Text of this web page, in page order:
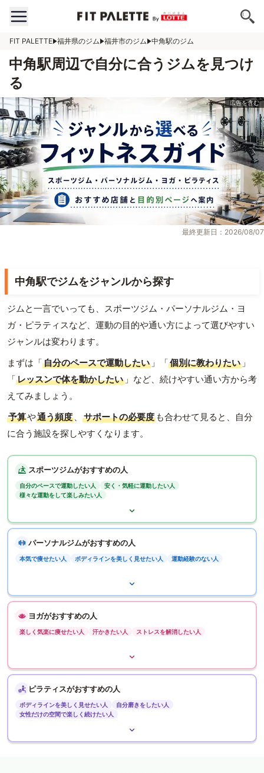
FIT PALETTE 福井県のジム 福井市のジム 中角駅のジム
中角駅周辺で自分に合うジムを見つけ
る
最終更新日：2026/08/07
中角駅でジムをジャンルから探す
ジムと一言でいっても、スポーツジム・パーソナルジム・ヨ
ガ・ピラティスなど、運動の目的や通い方によって選びやすい
ジャンルは変わります。
まずは「自分のペースで運動したい 」「個別に教わりたい 」
「レッスンで体を動かしたい 」など、続けやすい通い方から考
えてみましょう。
予算や通う頻度 、 サポートの必要度 も合わせて見ると、自分
に合う施設を探しやすくなります。
スポーツジムがおすすめの人
自分のペースで運動したい人
安く・気軽に運動したい人
様々な運動をして楽しみたい人
パーソナルジムがおすすめの人
本気で痩せたい人 ボディラインを美しく見せたい人 運動経験のない人
ヨガがおすすめの人
楽しく気楽に痩せたい人 汗かきたい人 ストレスを解消したい人
ピラティスがおすすめの人
ボディラインを美しく見せたい人
自分磨きをしたい人
女性だけの空間で楽しく続けたい人